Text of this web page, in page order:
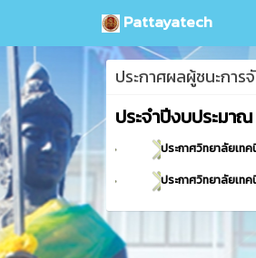
Pattayatech
ประกาศผลผู้ชนะกา
ประจำปีงบประมา
ประกาศวิทยาลัยเท
ประกาศวิทยาลัยเท